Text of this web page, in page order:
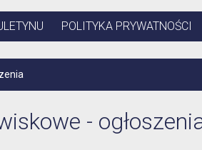
POLITYKA PRYWATNOŚCI
-